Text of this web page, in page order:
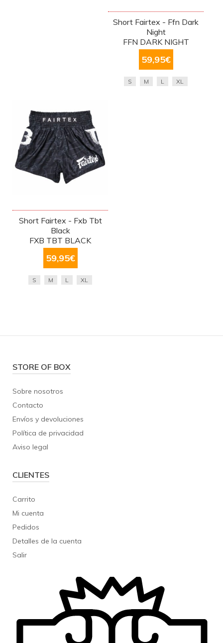
Short Fairtex - Ffn Dark
Night
FFN DARK NIGHT
59,95€
S M L XL
Short Fairtex - Fxb Tbt
Black
FXB TBT BLACK
59,95€
S M L XL
STORE OF BOX
Sobre nosotros
Contacto
Envíos y devoluciones
Política de privacidad
Aviso legal
CLIENTES
Carrito
Mi cuenta
Pedidos
Detalles de la cuenta
Salir